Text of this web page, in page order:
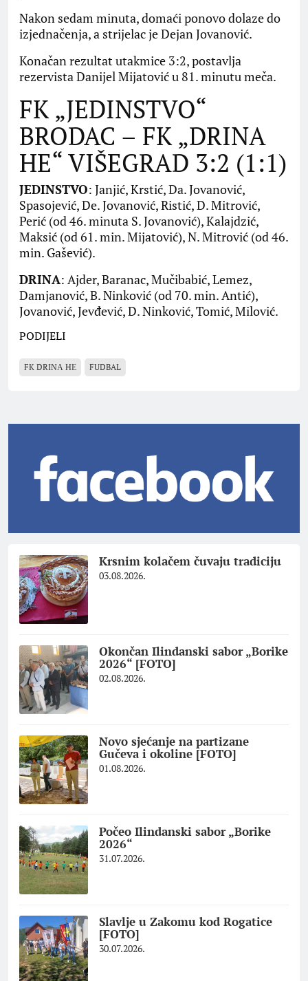
Nakon sedam minuta, domaći ponovo dolaze do
izjednačenja, a strijelac je Dejan Jovanović.
Konačan rezultat utakmice 3:2, postavlja
rezervista Danijel Mijatović u 81. minutu meča.
FK „JEDINSTVO“
BRODAC – FK „DRINA
HE“ VIŠEGRAD 3:2 (1:1)
JEDINSTVO: Janjić, Krstić, Da. Jovanović,
Spasojević, De. Jovanović, Ristić, D. Mitrović,
Perić (od 46. minuta S. Jovanović), Kalajdzić,
Maksić (od 61. min. Mijatović), N. Mitrović (od 46.
min. Gašević).
DRINA: Ajder, Baranac, Mučibabić, Lemez,
Damjanović, B. Ninković (od 70. min. Antić),
Jovanović, Jevđević, D. Ninković, Tomić, Milović.
PODIJELI
FK DRINА HЕ FUDBAL
Krsnim kolačem čuvaju tradiciju
03.08.2026.
Okončan Ilindanski sabor „Borike
2026“ [FOTO]
02.08.2026.
Novo sjećanje na partizane
Gučeva i okoline [FOTO]
01.08.2026.
Počeo Ilindanski sabor „Borike
2026“
31.07.2026.
Slavlje u Zakomu kod Rogatice
[FOTO]
30.07.2026.